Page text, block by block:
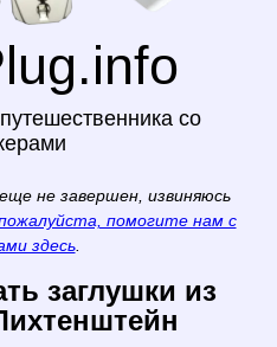
со
не завершен, извиняюсь
помогите нам с
здесь.
заглушки из